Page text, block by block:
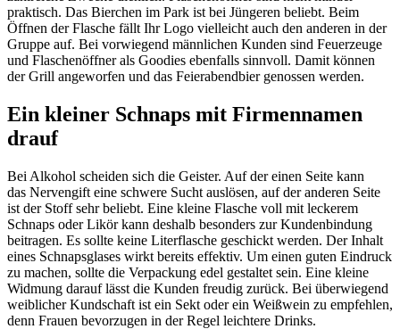
praktisch. Das Bierchen im Park ist bei Jüngeren beliebt. Beim
Öffnen der Flasche fällt Ihr Logo vielleicht auch den anderen in der
Gruppe auf. Bei vorwiegend männlichen Kunden sind Feuerzeuge
und Flaschenöffner als Goodies ebenfalls sinnvoll. Damit können
der Grill angeworfen und das Feierabendbier genossen werden.
Ein kleiner Schnaps mit Firmennamen
drauf
Bei Alkohol scheiden sich die Geister. Auf der einen Seite kann
das Nervengift eine schwere Sucht auslösen, auf der anderen Seite
ist der Stoff sehr beliebt. Eine kleine Flasche voll mit leckerem
Schnaps oder Likör kann deshalb besonders zur Kundenbindung
beitragen. Es sollte keine Literflasche geschickt werden. Der Inhalt
eines Schnapsglases wirkt bereits effektiv. Um einen guten Eindruck
zu machen, sollte die Verpackung edel gestaltet sein. Eine kleine
Widmung darauf lässt die Kunden freudig zurück. Bei überwiegend
weiblicher Kundschaft ist ein Sekt oder ein Weißwein zu empfehlen,
denn Frauen bevorzugen in der Regel leichtere Drinks.